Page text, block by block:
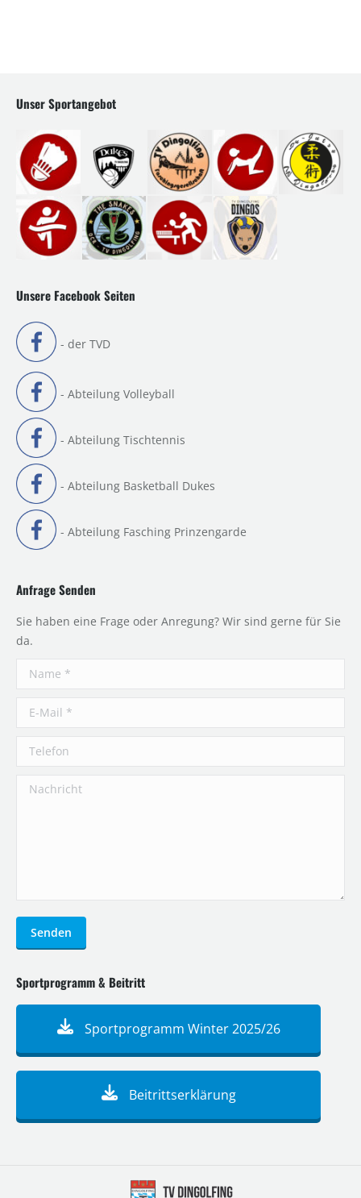
Unser Sportangebot
Unsere Facebook Seiten
- der TVD
- Abteilung Volleyball
- Abteilung Tischtennis
- Abteilung Basketball Dukes
- Abteilung Fasching Prinzengarde
Anfrage Senden
Sie haben eine Frage oder Anregung? Wir sind gerne für Sie
da.
Name *
E-Mail *
Telefon
Nachricht
Senden
Sportprogramm & Beitritt
Sportprogramm Winter 2025/26
Beitrittserklärung